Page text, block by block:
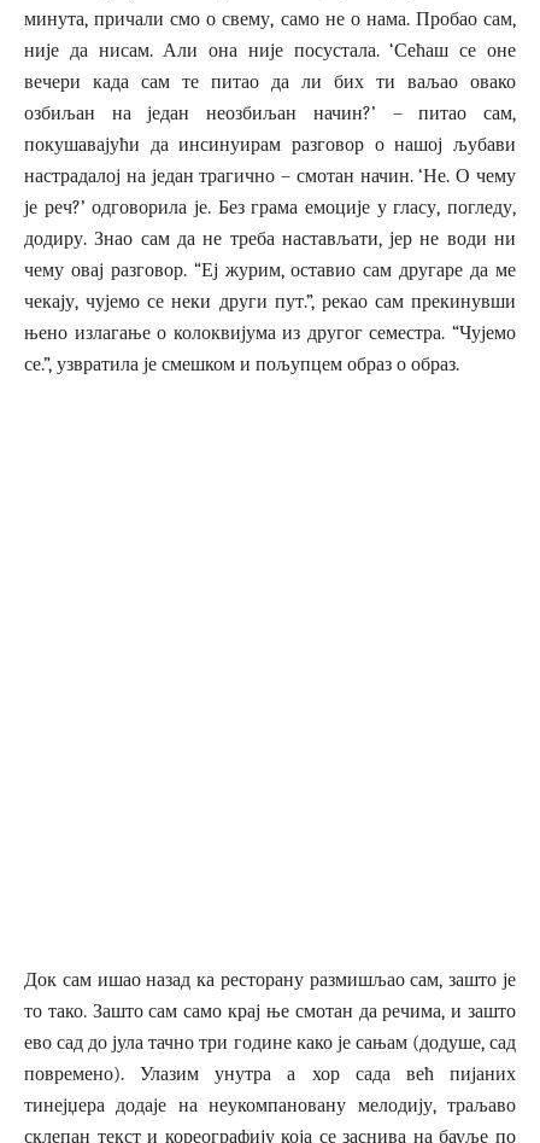
минута, причали смо о свему, само не о нама. Пробао сам,
није да нисам. Али она није посустала. ‘Сећаш се оне
вечери када сам те питао да ли бих ти ваљао овако
озбиљан на један неозбиљан начин?’ – питао сам,
покушавајући да инсинуирам разговор о нашој љубави
настрадалој на један трагично – смотан начин. ‘Не. О чему
је реч?’ одговорила је. Без грама емоције у гласу, погледу,
додиру. Знао сам да не треба настављати, јер не води ни
чему овај разговор. “Еј журим, оставио сам другаре да ме
чекају, чујемо се неки други пут.”, рекао сам прекинувши
њено излагање о колоквијума из другог семестра. “Чујемо
се.”, узвратила је смешком и пољупцем образ о образ.
Док сам ишао назад ка ресторану размишљао сам, зашто је
то тако. Зашто сам само крај ње смотан да речима, и зашто
ево сад до јула тачно три године како је сањам (додуше, сад
повремено). Улазим унутра а хор сада већ пијаних
тинејџера додаје на неукомпановану мелодију, траљаво
склепан текст и кореографију која се заснива на бауље по